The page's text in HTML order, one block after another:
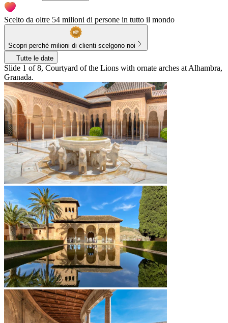
Scelto da oltre 54 milioni di persone in tutto il mondo
Scopri perché milioni di clienti scelgono noi
Tutte le date
Slide 1 of 8, Courtyard of the Lions with ornate arches at Alhambra,
Granada.